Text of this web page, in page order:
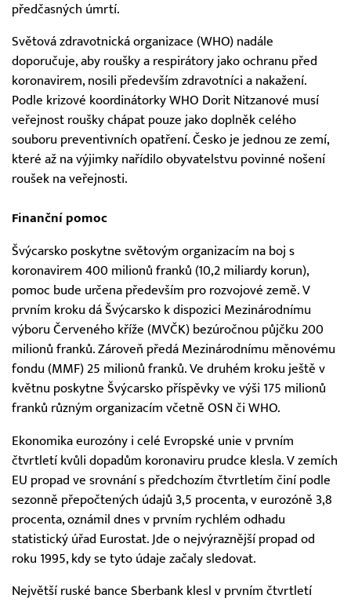
předčasných úmrtí.
Světová zdravotnická organizace (WHO) nadále
doporučuje, aby roušky a respirátory jako ochranu před
koronavirem, nosili především zdravotníci a nakažení.
Podle krizové koordinátorky WHO Dorit Nitzanové musí
veřejnost roušky chápat pouze jako doplněk celého
souboru preventivních opatření. Česko je jednou ze zemí,
které až na výjimky nařídilo obyvatelstvu povinné nošení
roušek na veřejnosti.
Finanční pomoc
Švýcarsko poskytne světovým organizacím na boj s
koronavirem 400 milionů franků (10,2 miliardy korun),
pomoc bude určena především pro rozvojové země. V
prvním kroku dá Švýcarsko k dispozici Mezinárodnímu
výboru Červeného kříže (MVČK) bezúročnou půjčku 200
milionů franků. Zároveň předá Mezinárodnímu měnovému
fondu (MMF) 25 milionů franků. Ve druhém kroku ještě v
květnu poskytne Švýcarsko příspěvky ve výši 175 milionů
franků různým organizacím včetně OSN či WHO.
Ekonomika eurozóny i celé Evropské unie v prvním
čtvrtletí kvůli dopadům koronaviru prudce klesla. V zemích
EU propad ve srovnání s předchozím čtvrtletím činí podle
sezonně přepočtených údajů 3,5 procenta, v eurozóně 3,8
procenta, oznámil dnes v prvním rychlém odhadu
statistický úřad Eurostat. Jde o nejvýraznější propad od
roku 1995, kdy se tyto údaje začaly sledovat.
Největší ruské bance Sberbank klesl v prvním čtvrtletí